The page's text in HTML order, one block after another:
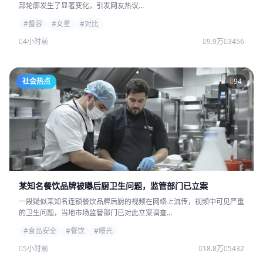
部轮廓发生了显著变化，引发网友热议...
#整容
#女星
#对比
4小时前
9.9万 3456
社会热点 94
某知名餐饮品牌被曝后厨卫生问题，监管部门已立案
一段疑似某知名连锁餐饮品牌后厨的视频在网络上流传，视频中可见严重
的卫生问题，当地市场监管部门已对此立案调查...
#食品安全
#餐饮
#曝光
5小时前
18.8万 5432